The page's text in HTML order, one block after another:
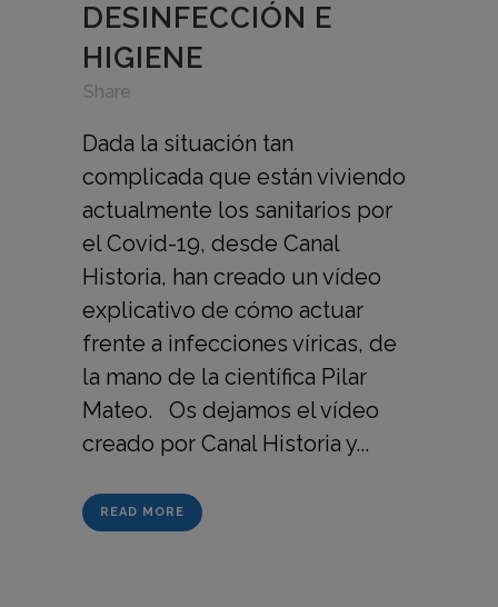
DESINFECCIÓN E
HIGIENE
Share
Dada la situación tan
complicada que están viviendo
actualmente los sanitarios por
el Covid-19, desde Canal
Historia, han creado un vídeo
explicativo de cómo actuar
frente a infecciones víricas, de
la mano de la científica Pilar
Mateo. Os dejamos el vídeo
creado por Canal Historia y...
READ MORE